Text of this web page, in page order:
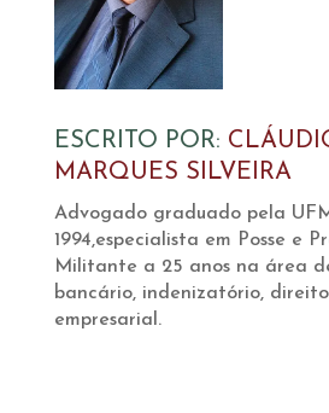
ESCRITO POR:
MARQUES SILVEIRA
Advogado graduado pela
1994,especialista em Posse e
Militante a 25 anos na área
bancário, indenizatório,
empresarial.